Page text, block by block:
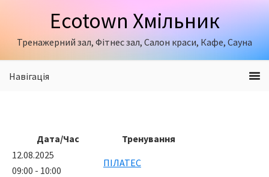
primary
content
Ecotown Хмільник
Тренажерний зал, Фітнес зал, Салон краси, Кафе, Сауна
Навігація
Дата/Час
Тренування
12.08.2025
09:00 - 10:00
ПІЛАТЕС